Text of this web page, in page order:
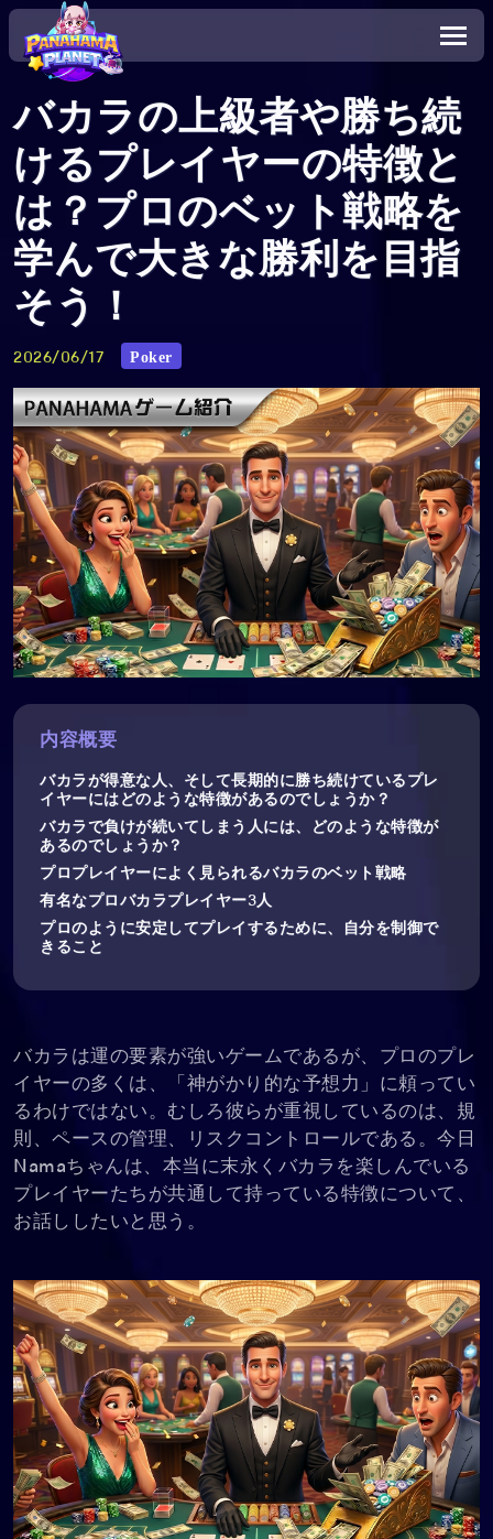
バカラの上級者や勝ち続
けるプレイヤーの特徴と
は？プロのベット戦略を
学んで大きな勝利を目指
そう！
2026/06/17 Poker
内容概要
バカラが得意な人、そして長期的に勝ち続けているプレ
イヤーにはどのような特徴があるのでしょうか？
バカラで負けが続いてしまう人には、どのような特徴が
あるのでしょうか？
プロプレイヤーによく見られるバカラのベット戦略
有名なプロバカラプレイヤー3人
プロのように安定してプレイするために、自分を制御で
きること
バカラは運の要素が強いゲームであるが、プロのプレ
イヤーの多くは、「神がかり的な予想力」に頼ってい
るわけではない。むしろ彼らが重視しているのは、規
則、ペースの管理、リスクコントロールである。今日
Namaちゃんは、本当に末永くバカラを楽しんでいる
プレイヤーたちが共通して持っている特徴について、
お話ししたいと思う。